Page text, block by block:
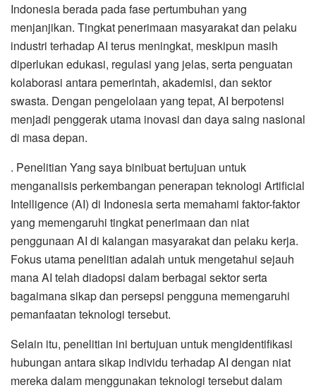
Indonesia berada pada fase pertumbuhan yang
menjanjikan. Tingkat penerimaan masyarakat dan pelaku
industri terhadap AI terus meningkat, meskipun masih
diperlukan edukasi, regulasi yang jelas, serta penguatan
kolaborasi antara pemerintah, akademisi, dan sektor
swasta. Dengan pengelolaan yang tepat, AI berpotensi
menjadi penggerak utama inovasi dan daya saing nasional
di masa depan.
. Penelitian Yang saya binibuat bertujuan untuk
menganalisis perkembangan penerapan teknologi Artificial
Intelligence (AI) di Indonesia serta memahami faktor-faktor
yang memengaruhi tingkat penerimaan dan niat
penggunaan AI di kalangan masyarakat dan pelaku kerja.
Fokus utama penelitian adalah untuk mengetahui sejauh
mana AI telah diadopsi dalam berbagai sektor serta
bagaimana sikap dan persepsi pengguna memengaruhi
pemanfaatan teknologi tersebut.
Selain itu, penelitian ini bertujuan untuk mengidentifikasi
hubungan antara sikap individu terhadap AI dengan niat
mereka dalam menggunakan teknologi tersebut dalam